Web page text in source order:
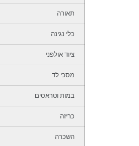
תאורה
כלי נגינה
ציוד אולפני
מסכי לד
במות וטראסים
כריזה
השכרה